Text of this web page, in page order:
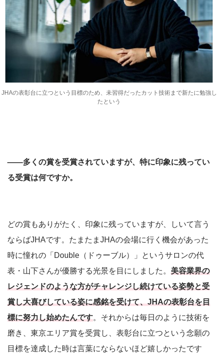
JHAの表彰台に立つという目標のため、未習得だったカット技術まで新たに勉強し
たという
――多くの賞を受賞されていますが、特に印象に残ってい
る受賞は何ですか。
どの賞もありがたく、印象に残っていますが、しいて言う
ならばJHAです。たまたまJHAの会場に行く機会があった
時に憧れの「Double（ドゥーブル）」というサロンの代
表・山下さんが優勝する光景を目にしました。 美容業界の
レジェンドのような方がチャレンジし続けている姿勢と受
賞し大喜びしている姿に感銘を受けて、JHAの表彰台を目
標に努力し始めたんです。それからは毎日のように技術を
磨き、東京エリア賞を受賞し、表彰台に立つという念願の
目標を達成した時は言葉にならないほど嬉しかったです